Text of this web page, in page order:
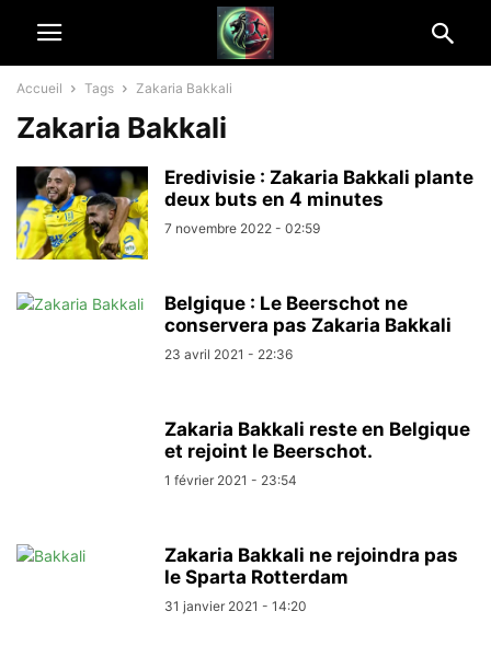
Accueil Tags Zakaria Bakkali
Zakaria Bakkali
Eredivisie : Zakaria Bakkali plante
deux buts en 4 minutes
7 novembre 2022 - 02:59
Belgique : Le Beerschot ne
conservera pas Zakaria Bakkali
23 avril 2021 - 22:36
Zakaria Bakkali reste en Belgique
et rejoint le Beerschot.
1 février 2021 - 23:54
Zakaria Bakkali ne rejoindra pas
le Sparta Rotterdam
31 janvier 2021 - 14:20